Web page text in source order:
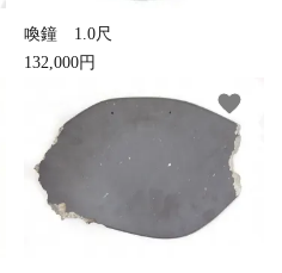
喚鐘 1.0尺
132,000円
favorite